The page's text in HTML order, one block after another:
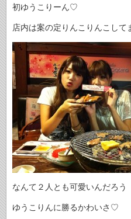
初ゆうこりーん♡
店内は案の定りんこりんこして
なんて２人とも可愛いんだろう
ゆうこりんに勝るかわいさ♡